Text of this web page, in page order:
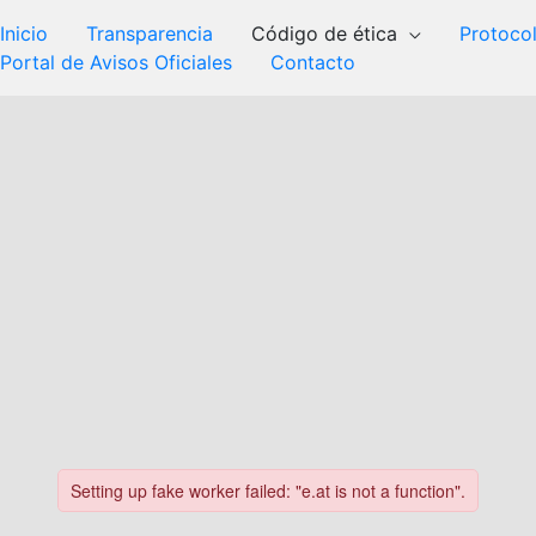
Inicio Transparencia Código de ética
Portal de Avisos Oficiales
Contacto